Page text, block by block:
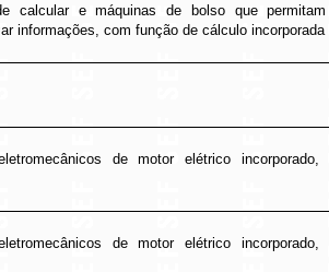
calcular e máquinas de bolso que permitam
informações, com função de cálculo incorporada
de motor elétrico
de motor elétrico